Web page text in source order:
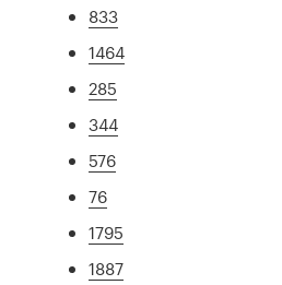
833
1464
285
344
576
76
1795
1887